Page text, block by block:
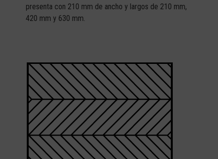
presenta con 210 mm de ancho y largos de 210 mm,
420 mm y 630 mm.